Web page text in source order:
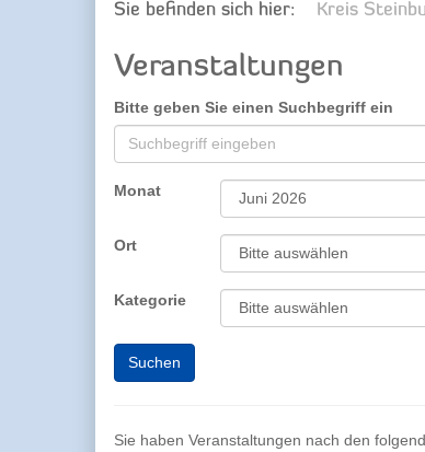
Sie befinden sich hier: Kreis
Veranstaltungen
Bitte geben Sie einen Suchbegriff ein
Monat
Ort
Kategorie
Sie haben Veranstaltungen nach den